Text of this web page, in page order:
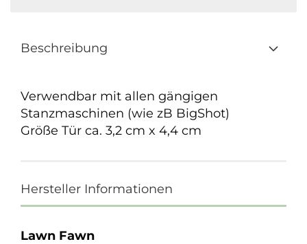
Beschreibung
Verwendbar mit allen gängigen
Stanzmaschinen (wie zB BigShot)
Größe Tür ca. 3,2 cm x 4,4 cm
Hersteller Informationen
Lawn Fawn